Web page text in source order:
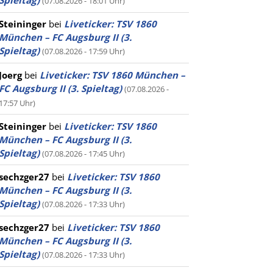
bei Liveticker: TSV 1860
– FC Augsburg II (3.
(07.08.2026 - 17:59 Uhr)
bei Liveticker: TSV 1860 München –
Augsburg II (3. Spieltag) (07.08.2026 -
Uhr)
bei Liveticker: TSV 1860
– FC Augsburg II (3.
(07.08.2026 - 17:45 Uhr)
bei Liveticker: TSV 1860
– FC Augsburg II (3.
(07.08.2026 - 17:33 Uhr)
bei Liveticker: TSV 1860
– FC Augsburg II (3.
(07.08.2026 - 17:33 Uhr)